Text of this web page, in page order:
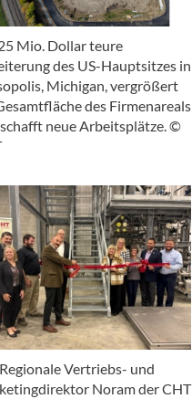
Mio. Dollar teure
des US-Hauptsitzes in
Michigan, vergrößert
des Firmenareals
neue Arbeitsplätze. ©
Vertriebs- und
Noram der CHT